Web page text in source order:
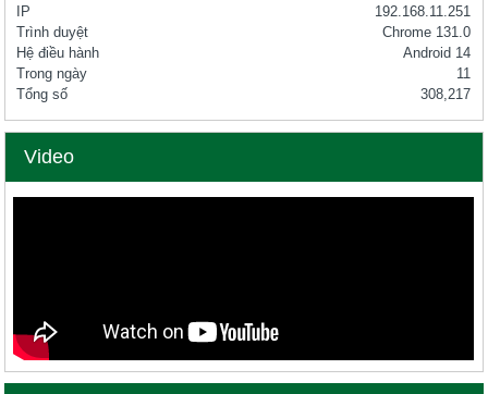
IP
192.168.11.251
Trình duyệt
Chrome 131.0
Hệ điều hành
Android 14
Trong ngày
11
Tổng số
308,217
Video